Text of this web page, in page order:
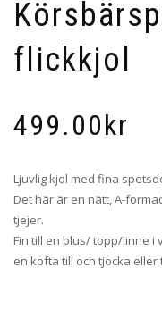
flickkjol
499.00kr
Ljuvlig kjol med fina
Det här är en nätt, A-
tjejer.
Fin till en blus/ topp/linne i
en kofta till och tjocka